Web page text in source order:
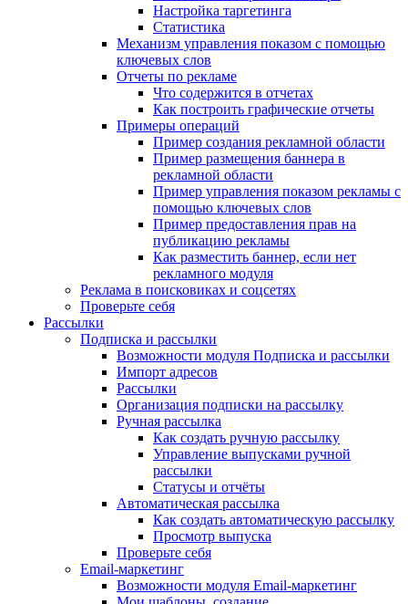
Настройка таргетинга
Статистика
Механизм управления показом с помощью
ключевых слов
Отчеты по рекламе
Что содержится в отчетах
Как построить графические отчеты
Примеры операций
Пример создания рекламной области
Пример размещения баннера в
рекламной области
Пример управления показом рекламы с
помощью ключевых слов
Пример предоставления прав на
публикацию рекламы
Как разместить баннер, если нет
рекламного модуля
Реклама в поисковиках и соцсетях
Проверьте себя
Рассылки
Подписка и рассылки
Возможности модуля Подписка и рассылки
Импорт адресов
Рассылки
Организация подписки на рассылку
Ручная рассылка
Как создать ручную рассылку
Управление выпусками ручной
рассылки
Статусы и отчёты
Автоматическая рассылка
Как создать автоматическую рассылку
Просмотр выпуска
Проверьте себя
Email-маркетинг
Возможности модуля Email-маркетинг